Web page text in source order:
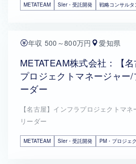
METATEAM SIer・受託開発 戦略コンサルタ
年収 500～800万円 愛知県
METATEAM株式会社：【
プロジェクトマネージャー/
ーダー
【名古屋】インフラプロジェクトマ
リーダー
METATEAM SIer・受託開発 PM・プロジェ